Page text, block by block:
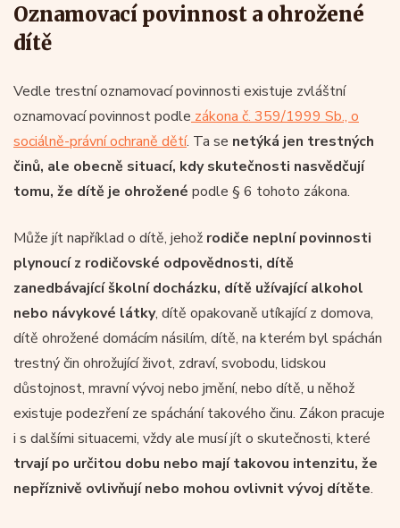
Oznamovací povinnost a ohrožené
dítě
Vedle trestní oznamovací povinnosti existuje zvláštní
oznamovací povinnost podle zákona č. 359/1999 Sb., o
sociálně-právní ochraně dětí. Ta se netýká jen trestných
činů, ale obecně situací, kdy skutečnosti nasvědčují
tomu, že dítě je ohrožené podle § 6 tohoto zákona.
Může jít například o dítě, jehož rodiče neplní povinnosti
plynoucí z rodičovské odpovědnosti, dítě
zanedbávající školní docházku, dítě užívající alkohol
nebo návykové látky, dítě opakovaně utíkající z domova,
dítě ohrožené domácím násilím, dítě, na kterém byl spáchán
trestný čin ohrožující život, zdraví, svobodu, lidskou
důstojnost, mravní vývoj nebo jmění, nebo dítě, u něhož
existuje podezření ze spáchání takového činu. Zákon pracuje
i s dalšími situacemi, vždy ale musí jít o skutečnosti, které
trvají po určitou dobu nebo mají takovou intenzitu, že
nepříznivě ovlivňují nebo mohou ovlivnit vývoj dítěte.